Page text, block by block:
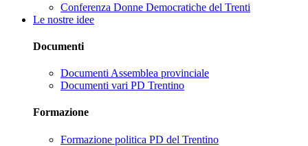
Conferenza Donne Democratiche del Trenti
Le nostre idee
Documenti
Documenti Assemblea provinciale
Documenti vari PD Trentino
Formazione
Formazione politica PD del Trentino